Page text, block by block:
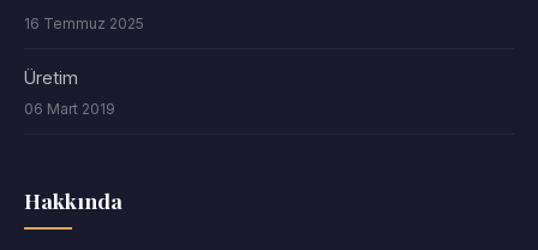
16 Temmuz 2025
Üretim
06 Mart 2019
Hakkında